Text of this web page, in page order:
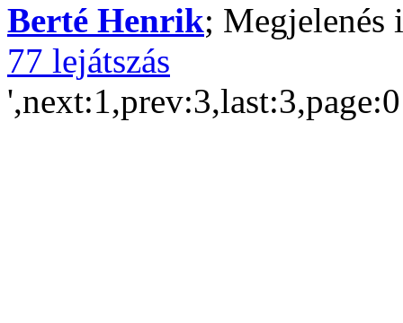
Berté Henrik; Megjelenés
77 lejátszás